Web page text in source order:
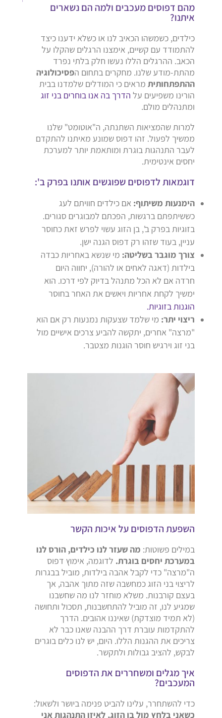
מהם דפוסים מעכבים ולמה הם נשארים
איתנו?
כילדים, כשמשהו הכאיב לנו או כשלא ידענו כיצד
להתמודד עם קשיים, אימצנו הרגלים שהקלו על
הכאב. ההרגלים הללו נעשו חלק בלתי נפרד
מהתת-מודע שלנו. מחקרים בתחום הפסיכולוגיה
ההתפתחותיתמראים כי המודלים שלמדנו בבית
הורינו משפיעים על הדרך בה אנו בוחרים בני זוג
ומתנהלים מולם.
למרות שהמציאות השתנתה, ה"אוטומט" שלנו
ממשיך לפעול. זהו דפוס שמונע מאיתנו להתקדם
לעבר התנהגות בוגרת ומותאמת יותר למערכת
יחסים אינטימית.
דוגמאות לדפוסים שפוגשים אותנו בפרק ב':
הימנעות משיתוף: אם כילדים חוויתם לעג
כששיתפתם ברגשות, הפכתם למבוגרים סגורים.
בזוגיות בפרק ב', בן הזוג עשוי לפרש זאת כחוסר
עניין, בעוד שזהו רק דפוס הגנה ישן.
צורך מוגבר בשליטה: מי שנשא באחריות כבדה
בילדות (דאגה לאחים או להורה), יחווה היום
חרדה אם לא הכל מתנהל בדיוק לפי דרכו. הוא
ימשיך לקחת אחריות ויאשים את האחר בחוסר
הוגנות בזוגיות.
ריצוי יתר: מי שלמד שצעקות נמנעות רק אם הוא
"מרצה" אחרים, יתקשה להביע צרכים אישיים מול
בני זוג וירגיש חוסר הוגנות מצטבר.
השפעת הדפוסים על איכות הקשר
במילים פשוטות: מה שעזר לנו כילדים, הורס לנו
במערכת יחסים בוגרת. לדוגמה, אימוץ דפוס
ה"מרצה" כדי לקבל אהבה בילדות, מוביל בבגרות
לריצוי בני הזוג כמחשבה שזה מתוך אהבה, אך
בעצם קורבנות. משלא מוחזר לנו מה שחשבנו
שמגיע לנו, זה מוביל להתחשבנות, תסכול ותחושה
(לא תמיד מוצדקת) שאיננו אהובים. הדרך
להתקדמות עוברת דרך ההבנה שאנו כבר לא
צריכים את ההגנות הללו. היום, יש לנו כלים בוגרים
לבקש, להציב גבולות ולתקשר.
איך מגלים ומשחררים את הדפוסים
המעכבים?
כדי להשתחרר, עלינו להביט פנימה ביושר ולשאול:
כשאני בלחץ מול בן הזוג, לאיזו התנהגות אני